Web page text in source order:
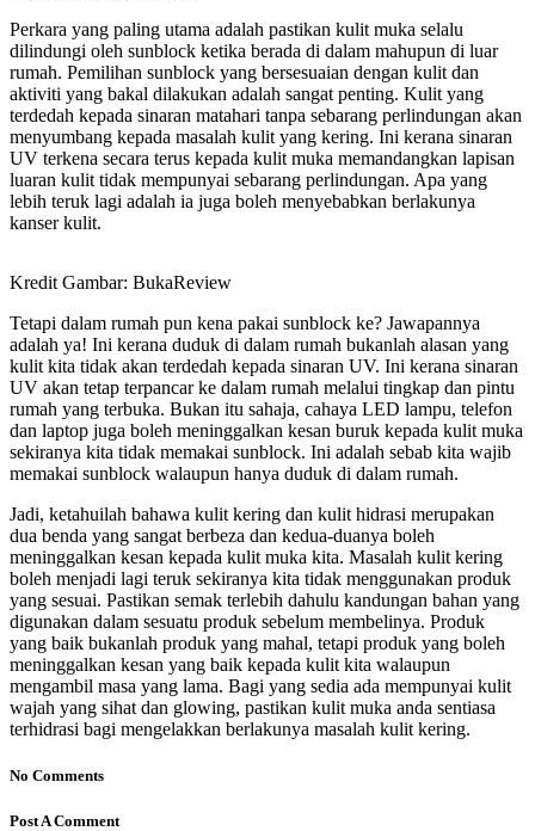
Perkara yang paling utama adalah pastikan kulit muka selalu
dilindungi oleh sunblock ketika berada di dalam mahupun di luar
rumah. Pemilihan sunblock yang bersesuaian dengan kulit dan
aktiviti yang bakal dilakukan adalah sangat penting. Kulit yang
terdedah kepada sinaran matahari tanpa sebarang perlindungan akan
menyumbang kepada masalah kulit yang kering. Ini kerana sinaran
UV terkena secara terus kepada kulit muka memandangkan lapisan
luaran kulit tidak mempunyai sebarang perlindungan. Apa yang
lebih teruk lagi adalah ia juga boleh menyebabkan berlakunya
kanser kulit.
Kredit Gambar: BukaReview
Tetapi dalam rumah pun kena pakai sunblock ke? Jawapannya
adalah ya! Ini kerana duduk di dalam rumah bukanlah alasan yang
kulit kita tidak akan terdedah kepada sinaran UV. Ini kerana sinaran
UV akan tetap terpancar ke dalam rumah melalui tingkap dan pintu
rumah yang terbuka. Bukan itu sahaja, cahaya LED lampu, telefon
dan laptop juga boleh meninggalkan kesan buruk kepada kulit muka
sekiranya kita tidak memakai sunblock. Ini adalah sebab kita wajib
memakai sunblock walaupun hanya duduk di dalam rumah.
Jadi, ketahuilah bahawa kulit kering dan kulit hidrasi merupakan
dua benda yang sangat berbeza dan kedua-duanya boleh
meninggalkan kesan kepada kulit muka kita. Masalah kulit kering
boleh menjadi lagi teruk sekiranya kita tidak menggunakan produk
yang sesuai. Pastikan semak terlebih dahulu kandungan bahan yang
digunakan dalam sesuatu produk sebelum membelinya. Produk
yang baik bukanlah produk yang mahal, tetapi produk yang boleh
meninggalkan kesan yang baik kepada kulit kita walaupun
mengambil masa yang lama. Bagi yang sedia ada mempunyai kulit
wajah yang sihat dan glowing, pastikan kulit muka anda sentiasa
terhidrasi bagi mengelakkan berlakunya masalah kulit kering.
No Comments
Post A Comment